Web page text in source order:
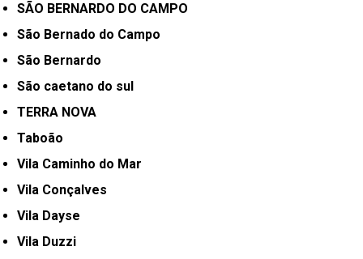
SÃO BERNARDO DO CAMPO
São Bernado do Campo
São Bernardo
São caetano do sul
TERRA NOVA
Taboão
Vila Caminho do Mar
Vila Conçalves
Vila Dayse
Vila Duzzi